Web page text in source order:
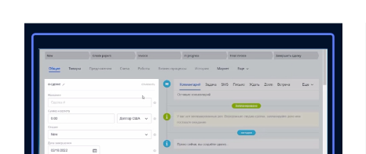
Смотреть проект